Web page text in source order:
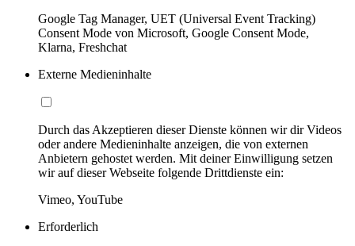
Google Tag Manager, UET (Universal Event Tracking)
Consent Mode von Microsoft, Google Consent Mode,
Klarna, Freshchat
Externe Medieninhalte
Durch das Akzeptieren dieser Dienste können wir dir Videos
oder andere Medieninhalte anzeigen, die von externen
Anbietern gehostet werden. Mit deiner Einwilligung setzen
wir auf dieser Webseite folgende Drittdienste ein:
Vimeo, YouTube
Erforderlich